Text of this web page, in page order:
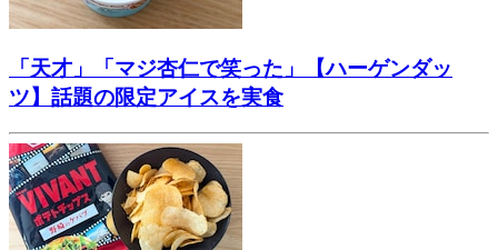
「天才」「マジ杏仁で笑った」【ハーゲンダッ
ツ】話題の限定アイスを実食